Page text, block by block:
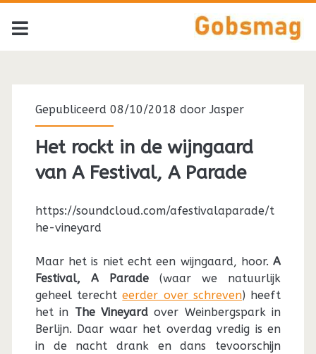
Gepubliceerd 08/10/2018 doorJasper
Het rockt in de wijngaard
van A Festival, A Parade
https://soundcloud.com/afestivalaparade/t
he-vineyard
Maar het is niet echt een wijngaard, hoor.A
Festival, A Parade(waar we natuurlijk
geheel terechteerder over schreven) heeft
het in The Vineyard over Weinbergspark in
Berlijn. Daar waar het overdag vredig is en
in de nacht drank en dans tevoorschijn